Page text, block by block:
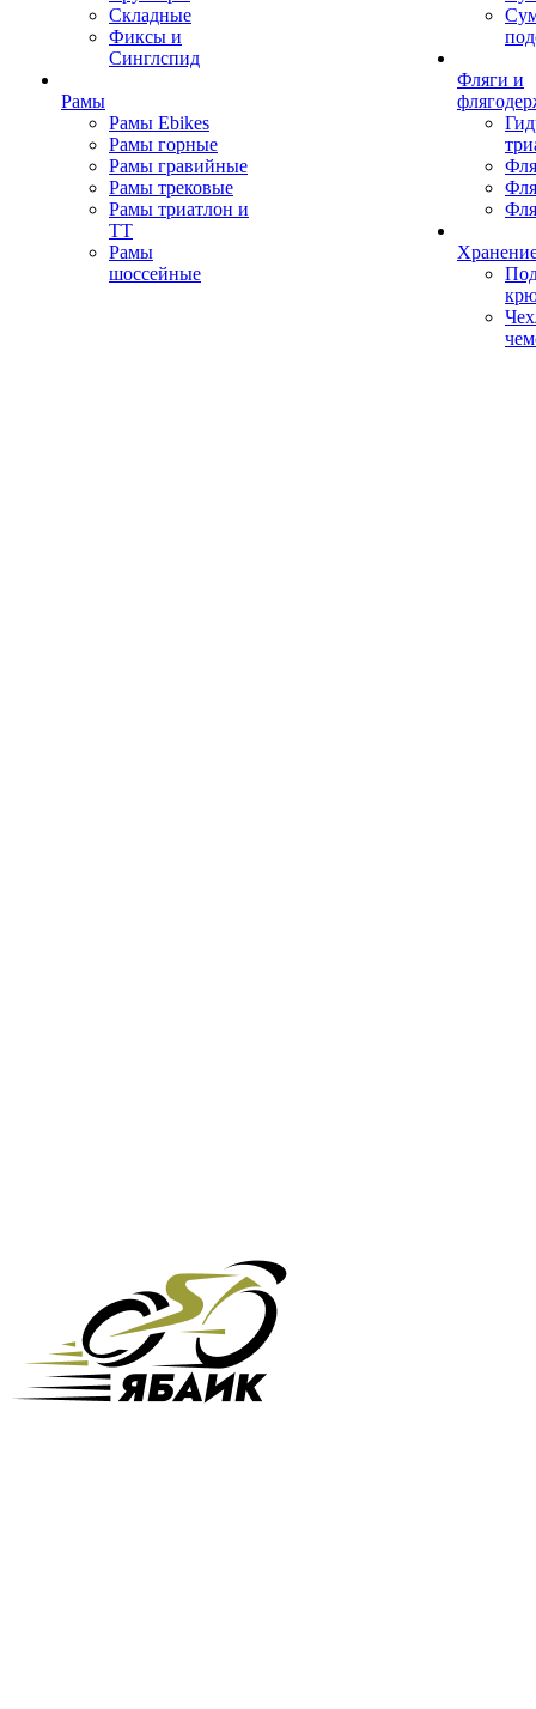
Складные
Фиксы и
Синглспид
Рамы
Рамы Ebikes
Рамы горные
Рамы гравийные
Рамы трековые
Рамы триатлон и
ТТ
Рамы
шоссейные
Фляги и